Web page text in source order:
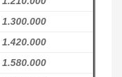
1.300.000
1.420.000
1.580.000